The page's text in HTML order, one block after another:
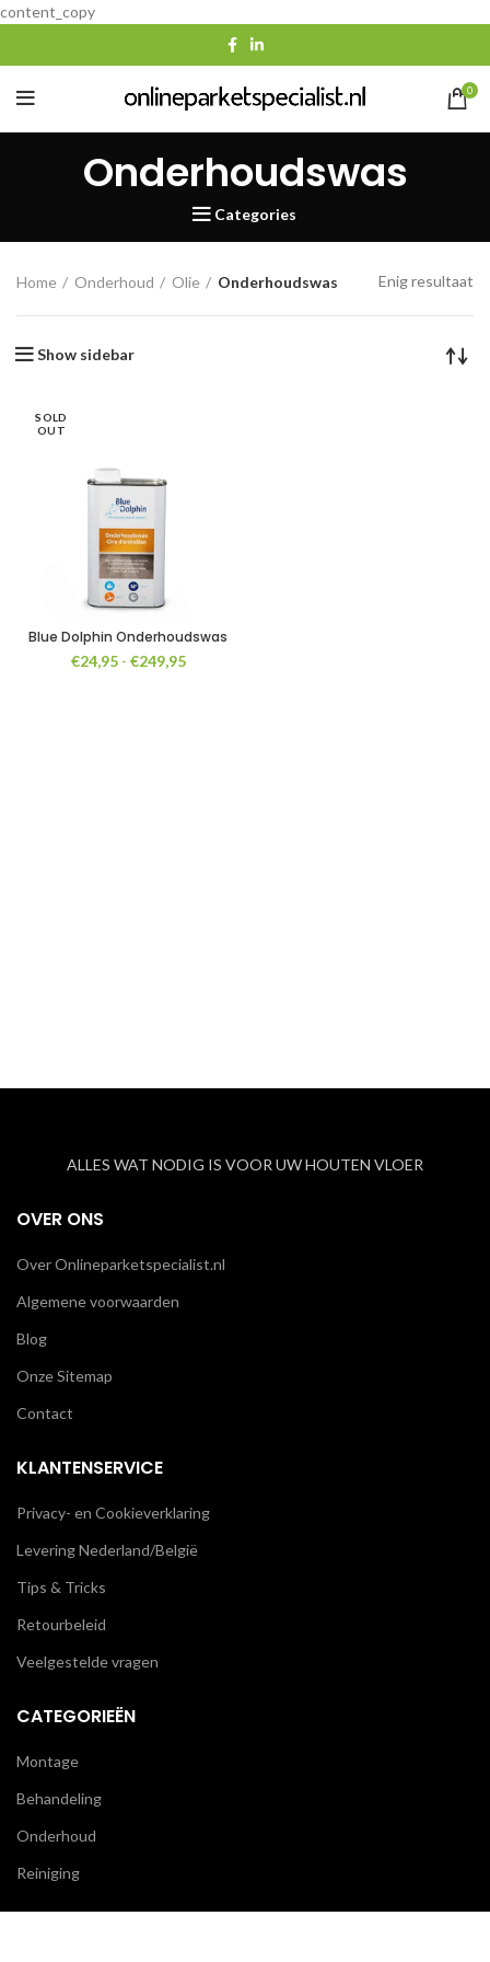
content_copy
0
Onderhoudswas
Categories
Home Onderhoud Olie Onderhoudswas Enig resultaat
Show sidebar
SOLD
OUT
Blue Dolphin Onderhoudswas
€24,95 - €249,95Prijsklasse:
ALLES WAT NODIG IS VOOR UW HOUTEN VLOER
OVER ONS
Over Onlineparketspecialist.nl
Algemene voorwaarden
Blog
Onze Sitemap
Contact
KLANTENSERVICE
Privacy- en Cookieverklaring
Levering Nederland/België
Tips & Tricks
Retourbeleid
Veelgestelde vragen
CATEGORIEËN
Montage
Behandeling
Onderhoud
Reiniging